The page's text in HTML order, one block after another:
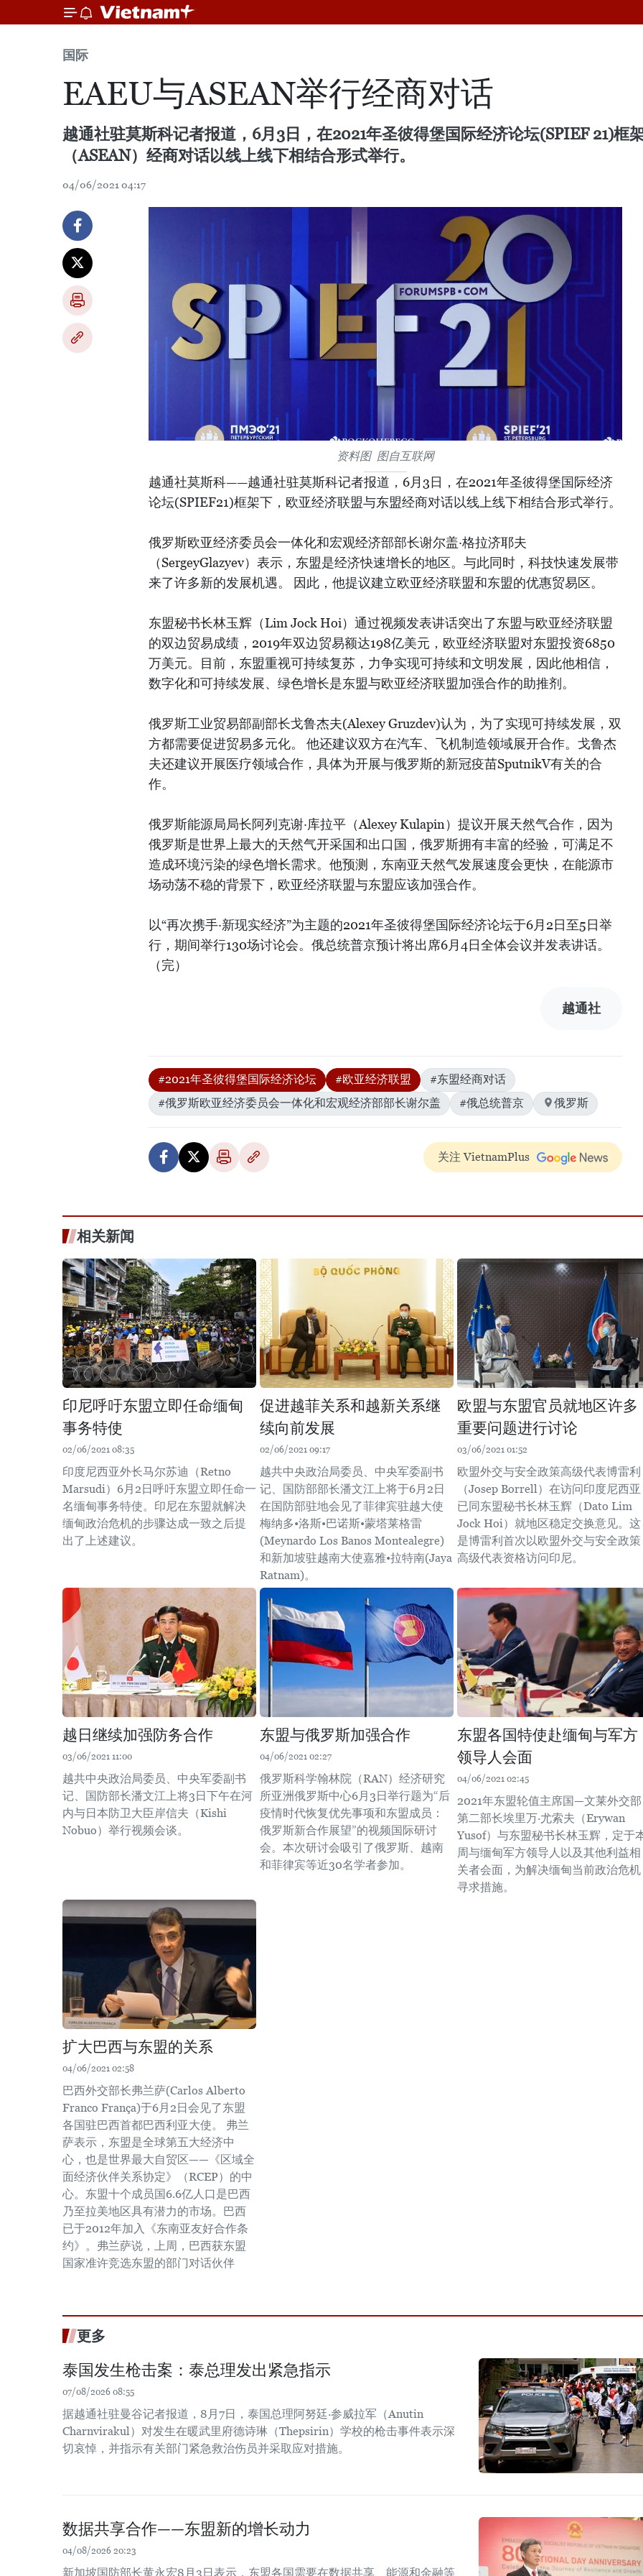
国际
EAEU与ASEAN举行经商对话
越通社驻莫斯科记者报道，6月3日，在2021年圣彼得堡国际经济论坛(SPIEF 21)框
（ASEAN）经商对话以线上线下相结合形式举行。
04/06/2021 04:17
资料图 图自互联网
越通社莫斯科——越通社驻莫斯科记者报道，6月3日，在2021年圣彼得堡国际经济
论坛(SPIEF21)框架下，欧亚经济联盟与东盟经商对话以线上线下相结合形式举行。
俄罗斯欧亚经济委员会一体化和宏观经济部部长谢尔盖·格拉济耶夫
（SergeyGlazyev）表示，东盟是经济快速增长的地区。与此同时，科技快速发展带
来了许多新的发展机遇。 因此，他提议建立欧亚经济联盟和东盟的优惠贸易区。
东盟秘书长林玉辉（Lim Jock Hoi）通过视频发表讲话突出了东盟与欧亚经济联盟
的双边贸易成绩，2019年双边贸易额达198亿美元，欧亚经济联盟对东盟投资6850
万美元。目前，东盟重视可持续复苏，力争实现可持续和文明发展，因此他相信，
数字化和可持续发展、绿色增长是东盟与欧亚经济联盟加强合作的助推剂。
俄罗斯工业贸易部副部长戈鲁杰夫(Alexey Gruzdev)认为，为了实现可持续发展，双
方都需要促进贸易多元化。 他还建议双方在汽车、飞机制造领域展开合作。戈鲁杰
夫还建议开展医疗领域合作，具体为开展与俄罗斯的新冠疫苗SputnikV有关的合
作。
俄罗斯能源局局长阿列克谢·库拉平（Alexey Kulapin）提议开展天然气合作，因为
俄罗斯是世界上最大的天然气开采国和出口国，俄罗斯拥有丰富的经验，可满足不
造成环境污染的绿色增长需求。他预测，东南亚天然气发展速度会更快，在能源市
场动荡不稳的背景下，欧亚经济联盟与东盟应该加强合作。
以“再次携手·新现实经济”为主题的2021年圣彼得堡国际经济论坛于6月2日至5日举
行，期间举行130场讨论会。俄总统普京预计将出席6月4日全体会议并发表讲话。
（完）
越通社
#2021年圣彼得堡国际经济论坛 #欧亚经济联盟
#东盟经商对话
#俄罗斯欧亚经济委员会一体化和宏观经济部部长谢尔盖
#俄总统普京 俄罗斯
关注 VietnamPlus
相关新闻
印尼呼吁东盟立即任命缅甸
事务特使
02/06/2021 08:35
印度尼西亚外长马尔苏迪（Retno
Marsudi）6月2日呼吁东盟立即任命一
名缅甸事务特使。印尼在东盟就解决
缅甸政治危机的步骤达成一致之后提
出了上述建议。
促进越菲关系和越新关系继
续向前发展
02/06/2021 09:17
越共中央政治局委员、中央军委副书
记、国防部部长潘文江上将于6月2日
在国防部驻地会见了菲律宾驻越大使
梅纳多•洛斯•巴诺斯•蒙塔莱格雷
(Meynardo Los Banos Montealegre)
和新加坡驻越南大使嘉雅•拉特南(Jaya
Ratnam)。
欧盟与东盟官员就地区许多
重要问题进行讨论
03/06/2021 01:52
欧盟外交与安全政策高级代表博雷利
（Josep Borrell）在访问印度尼西亚
已同东盟秘书长林玉辉（Dato Lim
Jock Hoi）就地区稳定交换意见。这
是博雷利首次以欧盟外交与安全政策
高级代表资格访问印尼。
越日继续加强防务合作
03/06/2021 11:00
越共中央政治局委员、中央军委副书
记、国防部长潘文江上将3日下午在河
内与日本防卫大臣岸信夫（Kishi
Nobuo）举行视频会谈。
东盟与俄罗斯加强合作
04/06/2021 02:27
俄罗斯科学翰林院（RAN）经济研究
所亚洲俄罗斯中心6月3日举行题为“后
疫情时代恢复优先事项和东盟成员：
俄罗斯新合作展望”的视频国际研讨
会。本次研讨会吸引了俄罗斯、越南
和菲律宾等近30名学者参加。
东盟各国特使赴缅甸与军方
领导人会面
04/06/2021 02:45
2021年东盟轮值主席国—文莱外交部
第二部长埃里万·尤索夫（Erywan
Yusof）与东盟秘书长林玉辉，定于
周与缅甸军方领导人以及其他利益相
关者会面，为解决缅甸当前政治危机
寻求措施。
扩大巴西与东盟的关系
04/06/2021 02:58
巴西外交部长弗兰萨(Carlos Alberto
Franco França)于6月2日会见了东盟
各国驻巴西首都巴西利亚大使。 弗兰
萨表示，东盟是全球第五大经济中
心，也是世界最大自贸区——《区域全
面经济伙伴关系协定》（RCEP）的中
心。东盟十个成员国6.6亿人口是巴西
乃至拉美地区具有潜力的市场。巴西
已于2012年加入《东南亚友好合作条
约》。弗兰萨说，上周，巴西获东盟
国家准许竞选东盟的部门对话伙伴
更多
泰国发生枪击案：泰总理发出紧急指示
07/08/2026 08:55
据越通社驻曼谷记者报道，8月7日，泰国总理阿努廷·参威拉军（Anutin
Charnvirakul）对发生在暖武里府德诗琳（Thepsirin）学校的枪击事件表示深
切哀悼，并指示有关部门紧急救治伤员并采取应对措施。
数据共享合作——东盟新的增长动力
04/08/2026 20:23
新加坡国防部长黄永宏8月3日表示，东盟各国需要在数据共享、能源和金融等